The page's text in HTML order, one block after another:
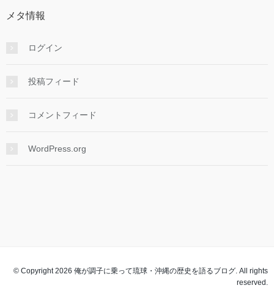
メタ情報
ログイン
投稿フィード
コメントフィード
WordPress.org
© Copyright 2026 俺が調子に乗って琉球・沖縄の歴史を語るブログ. All rights
reserved.